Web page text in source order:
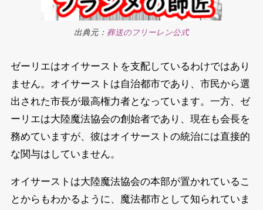
出典元： 葬送のフリーレン公式
ゼーリエはオイサーストを支配しているわけではあり
ません。オイサーストは自治都市であり、市民から選
出された市長が最高権力者となっています。一方、ゼ
ーリエは大陸魔法協会の創始者であり、現在も会長を
務めていますが、彼はオイサーストの統治には直接的
な関与はしていません。
オイサーストは大陸魔法協会の本部が置かれているこ
とからもわかるように、魔法都市として知られていま